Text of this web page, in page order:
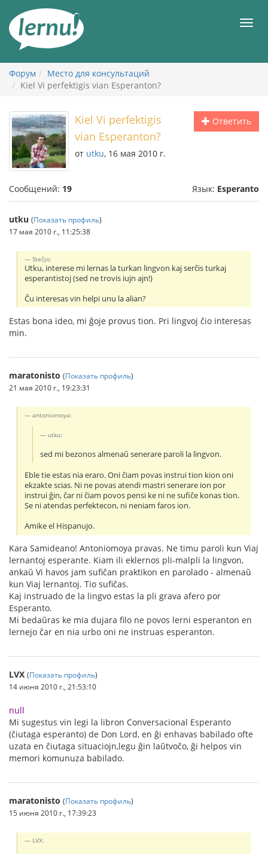
содержанию
Форум
Место для консультаций
Kiel Vi perfektigis vian Esperanton?
Ответить
Kiel Vi perfektigis
vian Esperanton?
от utku, 16 мая 2010 г.
Сообщений: 19 Язык: Esperanto
utku (Показать профиль)
17 мая 2010 г., 11:25:38
Steĉjo:
Utku, interese mi lernas la turkan lingvon kaj serĉis turkaj
esperantistoj (sed ne trovis iujn ajn!)
Ĉu interesas vin helpi unu la alian?
Estas bona ideo, mi ĝoje provus tion. Pri lingvoj ĉio interesas
min.
maratonisto (Показать профиль)
21 мая 2010 г., 19:23:31
antoniomoya:
utku:
sed mi bezonos almenaŭ senerare paroli la lingvon.
Eble tie estas nia eraro. Oni ĉiam povas instrui tion kion oni
ekzakte scias. Ni ne povas atendi mastri senerare ion por
instrui ĝin, ĉar ni ĉiam povos pensi ke ni ne sufiĉe konas tion.
Se ni atendas perfektecon, ni neniam faros ion.
Amike el Hispanujo.
Kara Samideano! Antoniomoya pravas. Ne timu paroli kun Viaj
lernantoj esperante. Kiam ili eklernos pli-malpli la lingvon,
ankaŭ Vi havos jam sufiĉan praktikon en parolado - almenaŭ
kun Viaj lernantoj. Tio sufiĉas.
Kaj instruado de la lingvo estas la pli grava afero por
Esperanto.
Mi bedaŭras ke mia dujara filo ne povos lerni esperanton en
lernejo ĉar en nia urbo oni ne instruas esperanton.
LVX (Показать профиль)
14 июня 2010 г., 21:53:10
null
Mi sugestus vin legi la libron Conversacional Esperanto
(ĉiutaga esperanto) de Don Lord, en ĝi enhavas babilado ofte
uzata en ĉiutaga situaciojn,legu ĝin laŭtvoĉo, ĝi helpos vin
memori komunuza babilado.
maratonisto (Показать профиль)
15 июня 2010 г., 17:39:23
LVX: